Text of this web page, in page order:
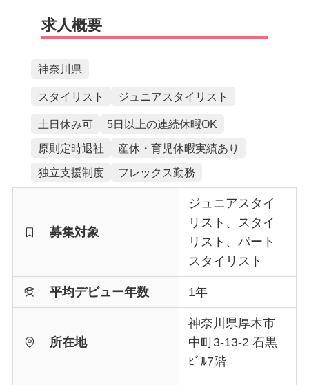
求人概要
神奈川県
スタイリスト ジュニアスタイリスト
土日休み可
5日以上の連続休暇OK
原則定時退社
産休・育児休暇実績あり
独立支援制度
フレックス勤務
募集対象
ジュニアスタイ
リスト、スタイ
リスト、パート
スタイリスト
平均デビュー年数 1年
所在地
神奈川県厚木市
中町3-13-2 石黒
ﾋﾞﾙ7階